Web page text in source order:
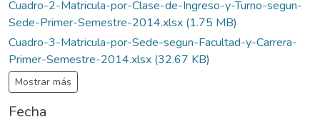
Cuadro-2-Matricula-por-Clase-de-Ingreso-y-Turno-segun-
Sede-Primer-Semestre-2014.xlsx (1.75 MB)
Cuadro-3-Matricula-por-Sede-segun-Facultad-y-Carrera-
Primer-Semestre-2014.xlsx (32.67 KB)
Mostrar más
Fecha